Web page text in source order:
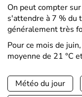
On peut compter
s'attendre à 7 % du
généralement très
Pour ce mois de
moyenne de 21 °C
Météo du jour